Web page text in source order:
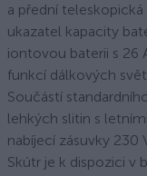
a přední
ukazatel kapacity
iontovou baterii s 26
funkcí dálkových
Součástí
lehkých slitin s
nabíjecí zásuvky 230
Skútr je k dispozici v